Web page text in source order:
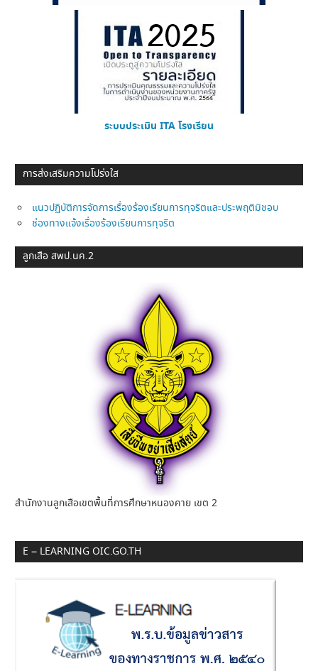
ระบบประเมิน ITA โรงเรียน
การส่งเสริมความโปร่งใส
แนวปฏิบัติการจัดการเรื่องร้องเรียนการทุจริตและประพฤติมิชอบ
ช่องทางแจ้งเรื่องร้องเรียนการทุจริต
ลูกเสือ สพป.นค.2
สำนักงานลูกเสือเขตพื้นที่การศึกษาหนองคาย เขต 2
E – LEARNING OIC.GO.TH